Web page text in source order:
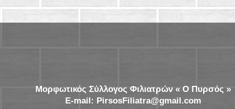
Μορφωτικός Σύλλογος Φιλιατρών « Ο Πυρσός »
E-mail: PirsosFiliatra@gmail.com